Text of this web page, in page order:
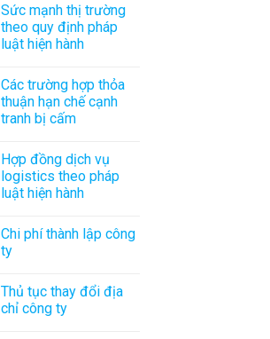
Sức mạnh thị trường
theo quy định pháp
luật hiện hành
Các trường hợp thỏa
thuận hạn chế cạnh
tranh bị cấm
Hợp đồng dịch vụ
logistics theo pháp
luật hiện hành
Chi phí thành lập công
ty
Thủ tục thay đổi địa
chỉ công ty